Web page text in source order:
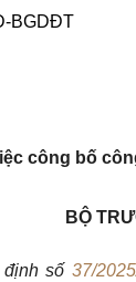
BGDĐT
công bố
BỘ
định số37/